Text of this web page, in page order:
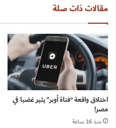
مقالات ذات صلة
اختلاق واقعة “فتاة أوبر” يثير غضبا في
مصر!
منذ 16 ساعة